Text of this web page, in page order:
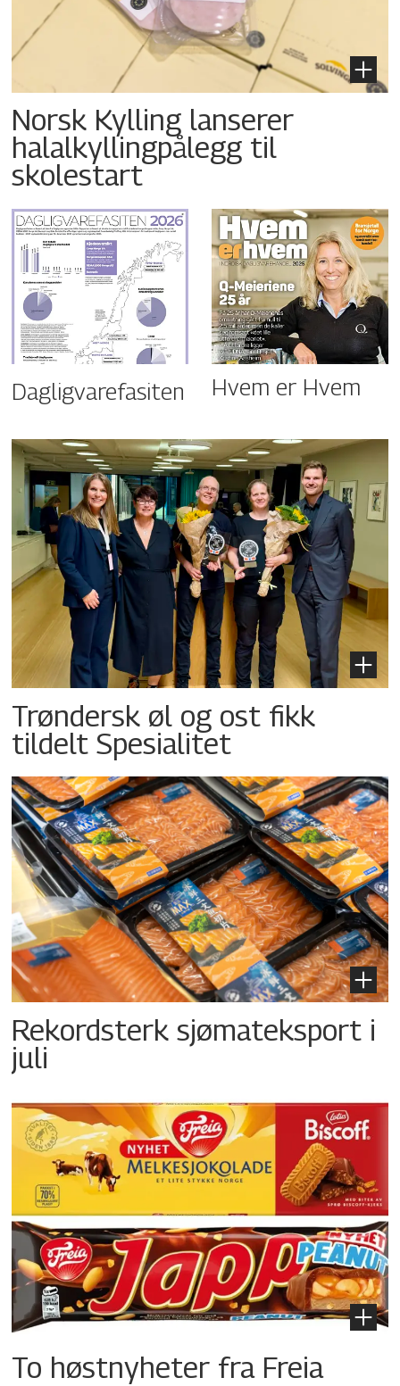
Norsk Kylling lanserer
halalkyllingpålegg til
skolestart
Dagligvarefasiten Hvem er Hvem
Trøndersk øl og ost fikk
tildelt Spesialitet
Rekordsterk sjømateksport i
juli
To høstnyheter fra Freia